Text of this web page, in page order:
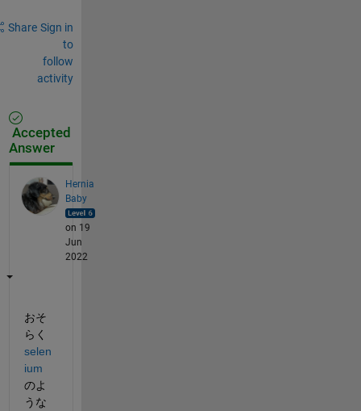
Share Sign in
to
follow
activity
Accepted
Answer
Hernia
Baby
on 19
Jun
2022
おそ
らく
selen
ium
のよ
うな